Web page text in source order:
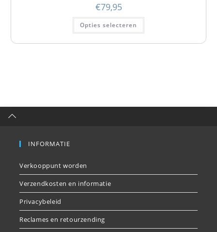
€79,95
Opties selecteren
INFORMATIE
Verkooppunt worden
Verzendkosten en informatie
Privacybeleid
Reclames en retourzending